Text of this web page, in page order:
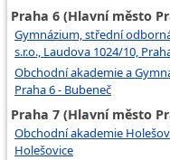
Praha 6 (Hlavní město
Gymnázium, střední
s.r.o., Laudova 1024/10,
Obchodní akademie a
Praha 6 - Bubeneč
Praha 7 (Hlavní město
Obchodní akademie
Holešovice